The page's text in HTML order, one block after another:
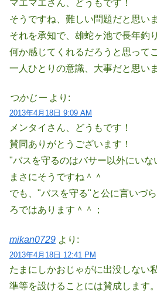
マエマエさん、どうもです！
そうですね、難しい問題だと思いま
それを承知で、雄蛇ヶ池で長年釣
何か感じてくれるだろうと思って
一人ひとりの意識、大事だと思いま
つかじー より:
2013年4月18日 9:09 AM
メンタイさん、どうもです！
賛同ありがとうございます！
"バスを守るのはバサー以外にいな
まさにそうですね＾＾
でも、"バスを守る"と公に言いづ
ろではあります＾＾；
mikan0729 より:
2013年4月18日 12:41 PM
たまにしかおじゃがに出没しない
準等を設けることには賛成します。